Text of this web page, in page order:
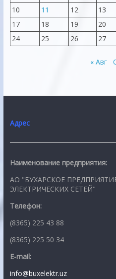
10
11 12 13
17
18 19 20
24
25 26 27
« Авг
Адрес
Наименование предприятия:
АО "БУХАРСКОЕ
ЭЛЕКТРИЧЕСКИХ СЕТЕЙ"
Телефон:
(8365) 225 43 88
(8365) 225 50 34
E-mail:
info@buxelektr.uz